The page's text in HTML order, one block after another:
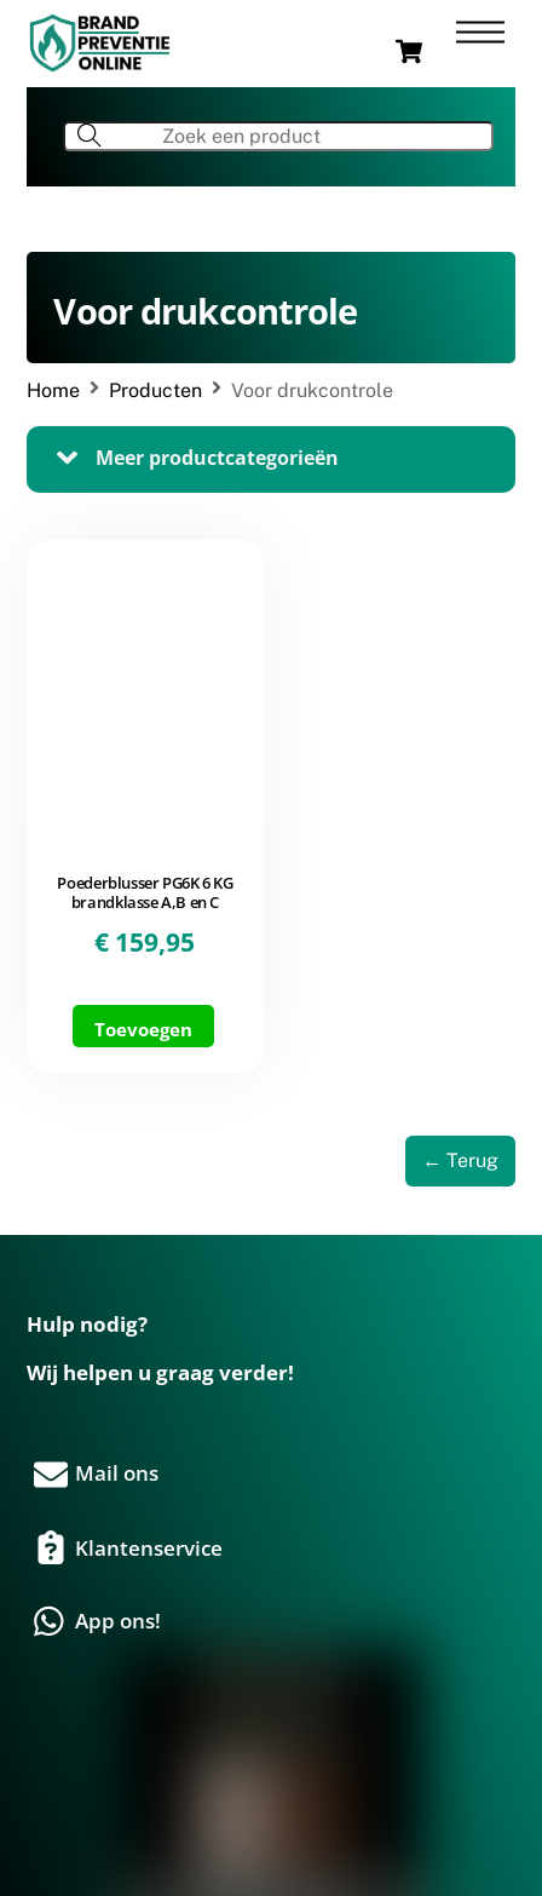
Skip
content
Cart
Voor drukcontrole
Home Producten Voor drukcontrole
Meer productcategorieën
Poederblusser PG6K 6 KG
brandklasse A,B en C
€ 159,95
Toevoegen
← Terug
Hulp nodig?
Wij helpen u graag verder!
Mail ons
Klantenservice
App ons!